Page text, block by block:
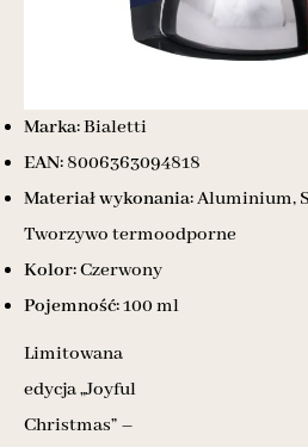
Marka:Bialetti
EAN: 8006363094818
Materiał wykonania:Aluminium,
Tworzywo termoodporne
Kolor:Czerwony
Pojemność:100 ml
Limitowana
edycja „Joyful
Christmas” –